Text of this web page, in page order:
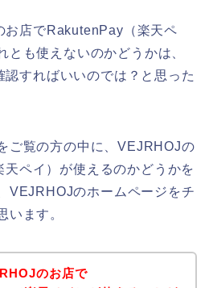
お店でRakutenPay（楽天ペ
とも使えないのかどうかは、
すればいいのでは？と思った
ご覧の方の中に、VEJRHOJの
ペイ）が使えるのかどうかを
VEJRHOJのホームページをチ
います。
のお店で